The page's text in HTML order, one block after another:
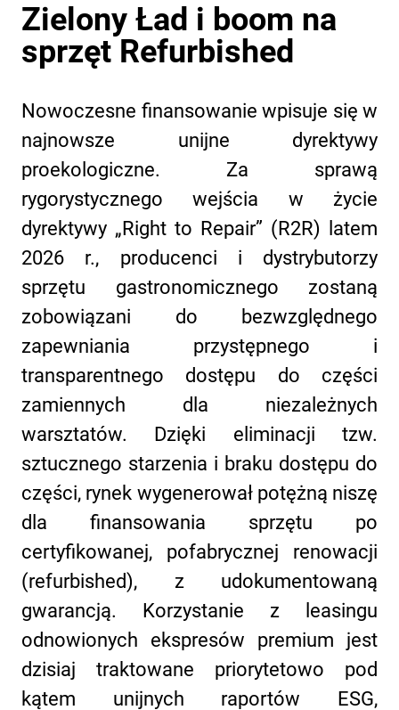
Zielony Ład i boom na
sprzęt Refurbished
Nowoczesne finansowanie wpisuje się w
najnowsze unijne dyrektywy
proekologiczne. Za sprawą
rygorystycznego wejścia w życie
dyrektywy „Right to Repair” (R2R) latem
2026 r., producenci i dystrybutorzy
sprzętu gastronomicznego zostaną
zobowiązani do bezwzględnego
zapewniania przystępnego i
transparentnego dostępu do części
zamiennych dla niezależnych
warsztatów. Dzięki eliminacji tzw.
sztucznego starzenia i braku dostępu do
części, rynek wygenerował potężną niszę
dla finansowania sprzętu po
certyfikowanej, pofabrycznej renowacji
(refurbished), z udokumentowaną
gwarancją. Korzystanie z leasingu
odnowionych ekspresów premium jest
dzisiaj traktowane priorytetowo pod
kątem unijnych raportów ESG,